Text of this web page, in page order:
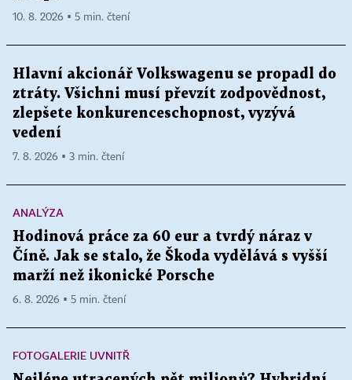
10. 8. 2026 ▪ 5 min. čtení
Hlavní akcionář Volkswagenu se propadl do
ztráty. Všichni musí převzít zodpovědnost,
zlepšete konkurenceschopnost, vyzývá
vedení
7. 8. 2026 ▪ 3 min. čtení
ANALÝZA
Hodinová práce za 60 eur a tvrdý náraz v
Číně. Jak se stalo, že Škoda vydělává s vyšší
marží než ikonické Porsche
6. 8. 2026 ▪ 5 min. čtení
FOTOGALERIE UVNITŘ